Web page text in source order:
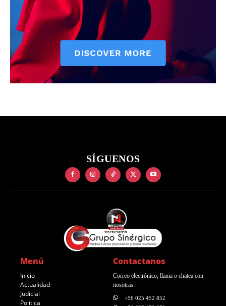
SÍGUENOS
Menú
Inicio
Actualidad
Judicial
Política
Contactanos
Correo electrónico, llama o chatea con
nosotras:
+56 025 452 852